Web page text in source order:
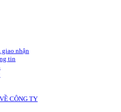
giao nhận
tin
CÔNG TY